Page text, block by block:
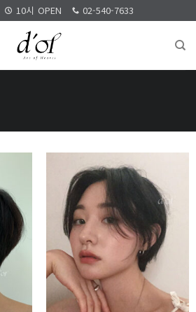
10시 OPEN 02-540-7633